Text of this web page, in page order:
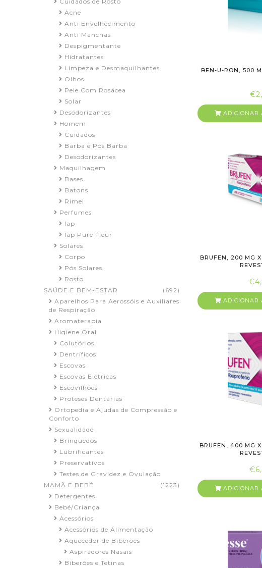
Acne
Anti Envelhecimento
Anti Manchas
Despigmentante
Hidratantes
Limpeza e Desmaquilhantes
Olhos
Pele Com Rosácea
Solar
Desodorizantes
Homem
Cuidados
Barba e Pós Barba
Desodorizantes
Maquilhagem
Bases
Batons
Rimel
Perfumes
Iap
Iap Pure Fleur
Solares
Corpo
Pós Solares
Rosto
SAÚDE E BEM-ESTAR
(692)
Aparelhos Para Aerossóis e Auxiliares
de Respiração
Aromaterapia
Higiene Oral
Colutórios
Dentríficos
Escovas
Escovas Elétricas
Escovilhões
Proteses Dentárias
Ortopedia e Ajudas de Compressão e
Conforto
Sexualidade
Brinquedos
Lubrificantes
Preservativos
Testes de Gravidez e Ovulação
MAMÃ E BEBÉ
(1223)
Detergentes
Bebé/Criança
Acessórios
Acessórios de Alimentação
Aquecedor de Biberões
Aspiradores Nasais
Biberões e Tetinas
BEN-U-RON, 500
ADICIONAR
BRUFEN, 200 MG
ADICIONAR
BRUFEN, 400 MG
ADICIONAR